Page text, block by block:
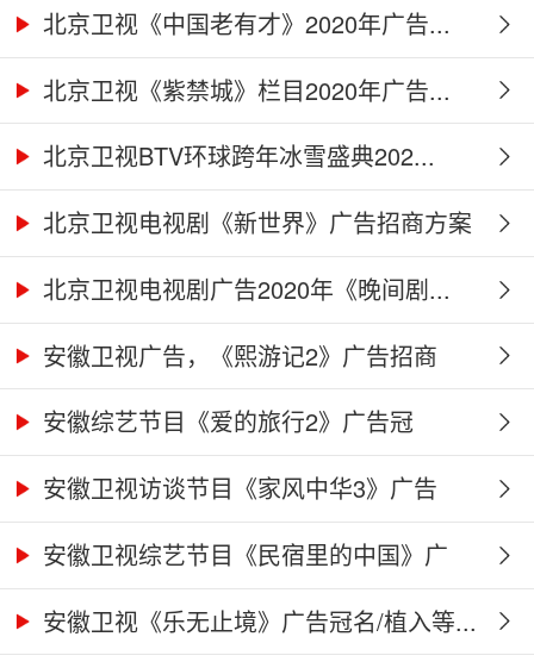
北京卫视《中国老有才》2020年广告...
北京卫视《紫禁城》栏目2020年广告...
北京卫视BTV环球跨年冰雪盛典202...
北京卫视电视剧《新世界》广告招商方案
北京卫视电视剧广告2020年《晚间剧...
安徽卫视广告，《熙游记2》广告招商
合...安徽综艺节目《爱的旅行2》广告冠
名、...
安徽卫视访谈节目《家风中华3》广告
合...安徽卫视综艺节目《民宿里的中国》广
告...安徽卫视《乐无止境》广告冠名/植入等...